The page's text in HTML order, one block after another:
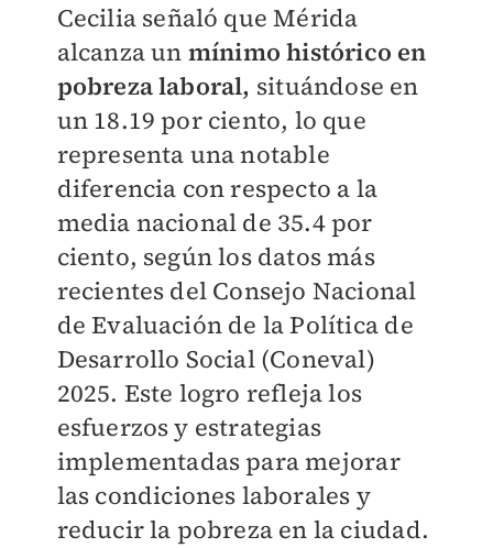
Cecilia señaló que Mérida
alcanza un mínimo histórico en
pobreza laboral, situándose en
un 18.19 por ciento, lo que
representa una notable
diferencia con respecto a la
media nacional de 35.4 por
ciento, según los datos más
recientes del Consejo Nacional
de Evaluación de la Política de
Desarrollo Social (Coneval)
2025. Este logro refleja los
esfuerzos y estrategias
implementadas para mejorar
las condiciones laborales y
reducir la pobreza en la ciudad.